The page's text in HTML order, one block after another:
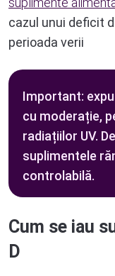
cazul unui deficit
perioada verii
Important:
cu moderație,
radiațiilor UV.
suplimentele
controlabilă.
Cum se iau
D